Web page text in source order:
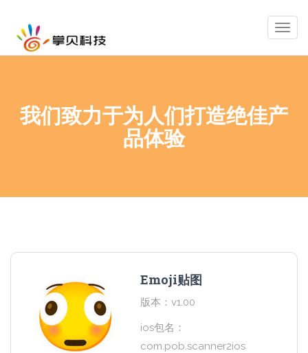
我们致力于为人们打造绝佳产
品体验
Emoji贴图
版本：v1.00
ios包名：
com.pob.scanner2ios